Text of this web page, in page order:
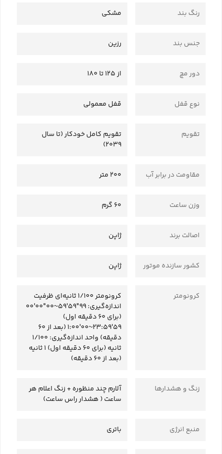
رنگ بند مشکی
جنس بند رزین
دور مچ از 125 تا 180
نوع قفل قفل معمولی
تقویم
تقویم کامل خودکار (تا سال
2039)
مقاومت در برابر آب 200 متر
وزن ساعت 60 گرم
اصالت برند ژاپن
کشور سازنده موتور ژاپن
کرونومتر
کرونومتر 1/100 ثانیه‌ای ظرفیت
اندازه‌گیری: ‎00'00"00~59'59"99‎
(برای 60 دقیقه اول)
‎1:00'00~23:59'59‎ (بعد از 60
دقیقه) واحد اندازه‌گیری: 1/100
ثانیه (برای 60 دقیقه اول) 1 ثانیه
(بعد از 60 دقیقه)
زنگ و هشدارها
آلارم چند منظوره + زنگ اعلام هر
ساعت ( هشدار راس ساعت)
منبع انرژی باتری